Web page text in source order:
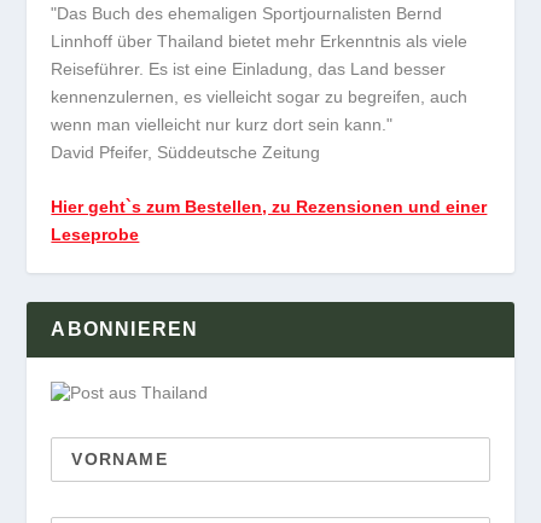
"Das Buch des ehemaligen Sportjournalisten Bernd
Linnhoff über Thailand bietet mehr Erkenntnis als viele
Reiseführer. Es ist eine Einladung, das Land besser
kennenzulernen, es vielleicht sogar zu begreifen, auch
wenn man vielleicht nur kurz dort sein kann."
David Pfeifer, Süddeutsche Zeitung
Hier geht`s zum Bestellen, zu Rezensionen und einer
Leseprobe
ABONNIEREN